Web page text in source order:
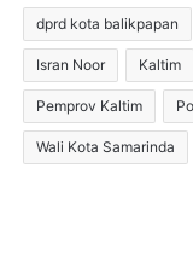
dprd kota balikpapan
Isran Noor Kaltim
Pemprov Kaltim
Wali Kota Samarinda